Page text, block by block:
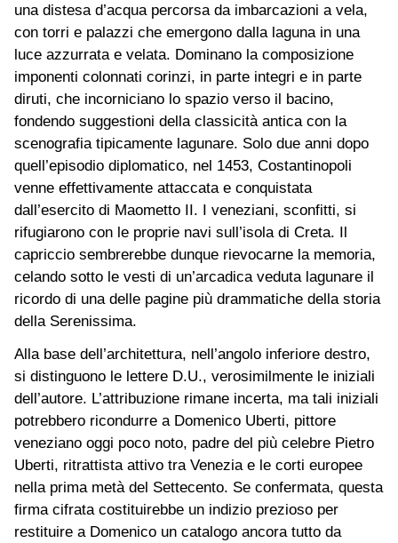
una distesa d’acqua percorsa da imbarcazioni a vela,
con torri e palazzi che emergono dalla laguna in una
luce azzurrata e velata. Dominano la composizione
imponenti colonnati corinzi, in parte integri e in parte
diruti, che incorniciano lo spazio verso il bacino,
fondendo suggestioni della classicità antica con la
scenografia tipicamente lagunare. Solo due anni dopo
quell’episodio diplomatico, nel 1453, Costantinopoli
venne effettivamente attaccata e conquistata
dall’esercito di Maometto II. I veneziani, sconfitti, si
rifugiarono con le proprie navi sull’isola di Creta. Il
capriccio sembrerebbe dunque rievocarne la memoria,
celando sotto le vesti di un’arcadica veduta lagunare il
ricordo di una delle pagine più drammatiche della storia
della Serenissima.
Alla base dell’architettura, nell’angolo inferiore destro,
si distinguono le lettere D.U., verosimilmente le iniziali
dell’autore. L’attribuzione rimane incerta, ma tali iniziali
potrebbero ricondurre a Domenico Uberti, pittore
veneziano oggi poco noto, padre del più celebre Pietro
Uberti, ritrattista attivo tra Venezia e le corti europee
nella prima metà del Settecento. Se confermata, questa
firma cifrata costituirebbe un indizio prezioso per
restituire a Domenico un catalogo ancora tutto da